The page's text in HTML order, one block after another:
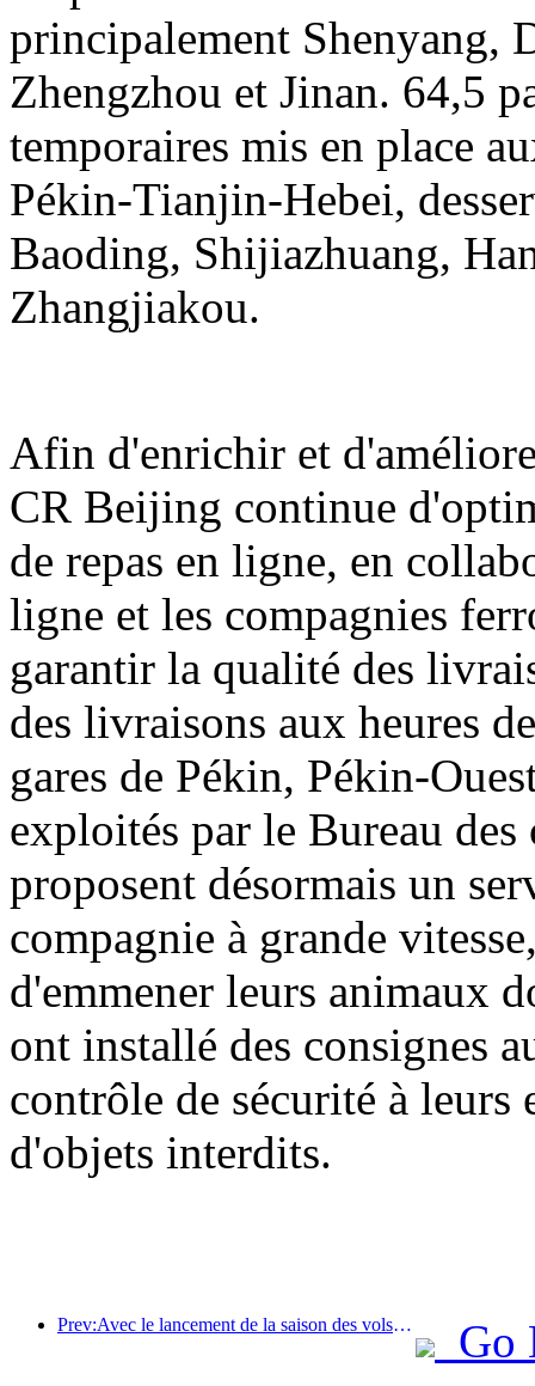
principalement Shenyang,
Zhengzhou et Jinan. 64,5
temporaires mis en place
Pékin-Tianjin-Hebei,
Baoding, Shijiazhuang,
Zhangjiakou.
Afin d'enrichir et
CR Beijing continue
de repas en ligne, en
ligne et les compagnies
garantir la qualité des
des livraisons aux heures
gares de Pékin, Pékin-
exploités par le Bureau
proposent désormais un
compagnie à grande
d'emmener leurs animaux
ont installé des consignes
contrôle de sécurité à
d'objets interdits.
Prev:Avec le lancement de la saison des vols été-automne, les trois aéroports de l'île de Hainan ont ajouté 41 nouvelles destinations.
Go